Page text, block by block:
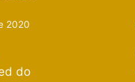
2020
do